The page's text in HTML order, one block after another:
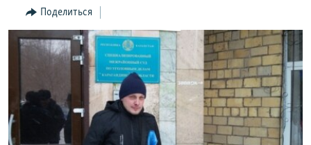
поискуЎЗБЕКЧА
ТОҶИКӢ
TÜRKMENÇE
Все сайты РСЕ/РС
Поделиться